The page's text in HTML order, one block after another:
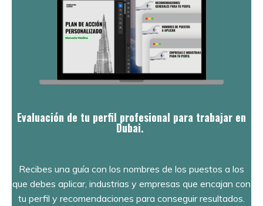
Evaluación de tu perfil profesional para trabajar en
Dubai.
Recibes una guía con los nombres de los puestos a los
que debes aplicar, industrias y empresas que encajan con
tu perfil y recomendaciones para conseguir resultados.